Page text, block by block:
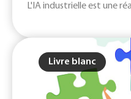
L'IA industrielle est une
Livre blanc